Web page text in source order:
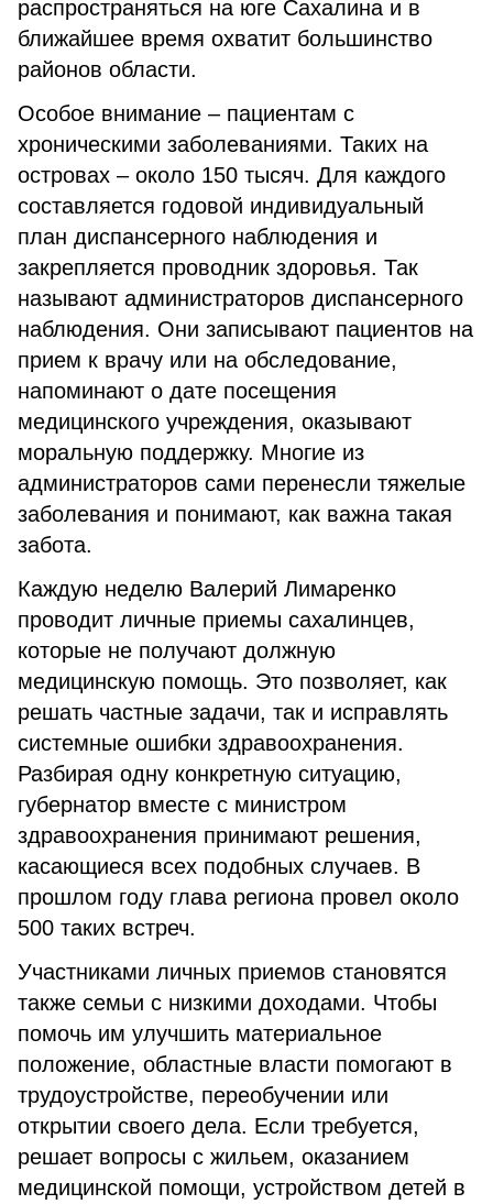
распространяться на юге Сахалина и в
ближайшее время охватит большинство
районов области.
Особое внимание – пациентам с
хроническими заболеваниями. Таких на
островах – около 150 тысяч. Для каждого
составляется годовой индивидуальный
план диспансерного наблюдения и
закрепляется проводник здоровья. Так
называют администраторов диспансерного
наблюдения. Они записывают пациентов на
прием к врачу или на обследование,
напоминают о дате посещения
медицинского учреждения, оказывают
моральную поддержку. Многие из
администраторов сами перенесли тяжелые
заболевания и понимают, как важна такая
забота.
Каждую неделю Валерий Лимаренко
проводит личные приемы сахалинцев,
которые не получают должную
медицинскую помощь. Это позволяет, как
решать частные задачи, так и исправлять
системные ошибки здравоохранения.
Разбирая одну конкретную ситуацию,
губернатор вместе с министром
здравоохранения принимают решения,
касающиеся всех подобных случаев. В
прошлом году глава региона провел около
500 таких встреч.
Участниками личных приемов становятся
также семьи с низкими доходами. Чтобы
помочь им улучшить материальное
положение, областные власти помогают в
трудоустройстве, переобучении или
открытии своего дела. Если требуется,
решает вопросы с жильем, оказанием
медицинской помощи, устройством детей в